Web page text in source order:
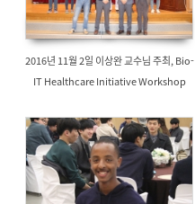
2016년 11월 2일 이상완 교수님 주최, Bio-
IT Healthcare Initiative Workshop